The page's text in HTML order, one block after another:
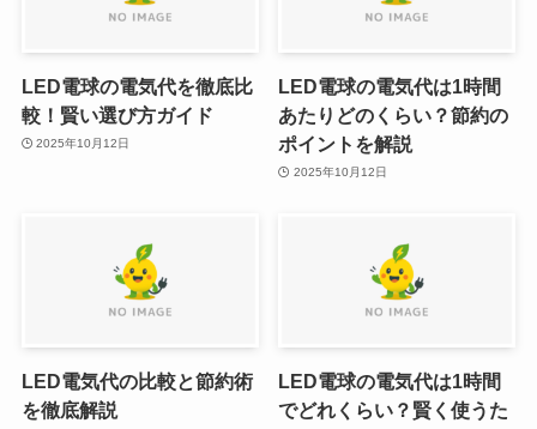
LED電球の電気代を徹底比
較！賢い選び方ガイド
2025年10月12日
LED電球の電気代は1時間
あたりどのくらい？節約の
ポイントを解説
2025年10月12日
LED電気代の比較と節約術
を徹底解説
LED電球の電気代は1時間
でどれくらい？賢く使うた